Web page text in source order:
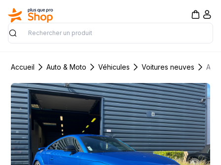
Rechercher
Accueil Auto & Moto Véhicules Voitures neuves